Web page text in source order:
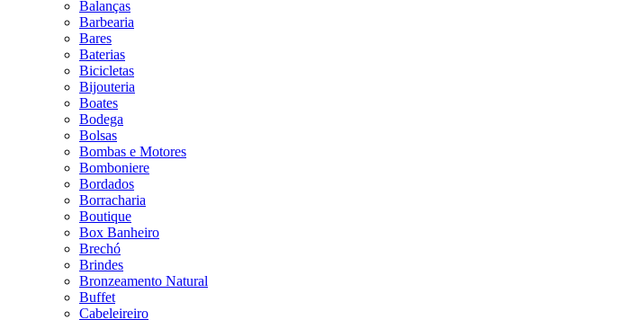
Balanças
Barbearia
Bares
Baterias
Bicicletas
Bijouteria
Boates
Bodega
Bolsas
Bombas e Motores
Bomboniere
Bordados
Borracharia
Boutique
Box Banheiro
Brechó
Brindes
Bronzeamento Natural
Buffet
Cabeleireiro